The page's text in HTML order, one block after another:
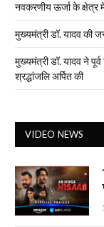
नवकरणीय ऊर्जा के क्षेत्र
मुख्यमंत्री डॉ. यादव की
मुख्यमंत्री डॉ. यादव ने
श्रद्धांजलि अर्पित की
VIDEO NEWS